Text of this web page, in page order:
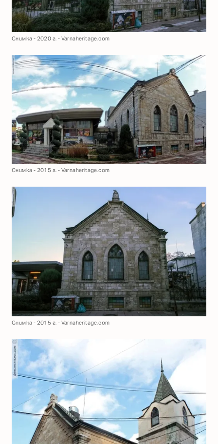
Снимка - 2020 г. - Varnaheritage.com
Снимка - 2015 г. - Varnaheritage.com
Снимка - 2015 г. - Varnaheritage.com